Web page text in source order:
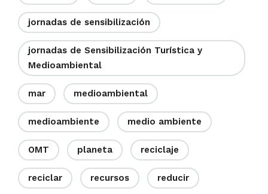
jornadas de sensibilización
jornadas de Sensibilización Turística y
Medioambiental
mar medioambiental
medioambiente medio ambiente
OMT planeta reciclaje
reciclar recursos reducir